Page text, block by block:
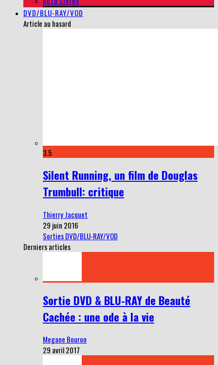
DVD/BLU-RAY/VOD
Article au hasard
3.5
Silent Running, un film de Douglas
Trumbull: critique
Thierry Jacquet
29 juin 2016
Sorties DVD/BLU-RAY/VOD
Derniers articles
Sortie DVD & BLU-RAY de Beauté
Cachée : une ode à la vie
Megane Bouron
29 avril 2017